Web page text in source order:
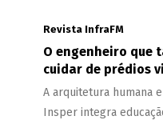
Revista InfraFM
O engenheiro que
cuidar de prédios
A arquitetura humana
Insper integra